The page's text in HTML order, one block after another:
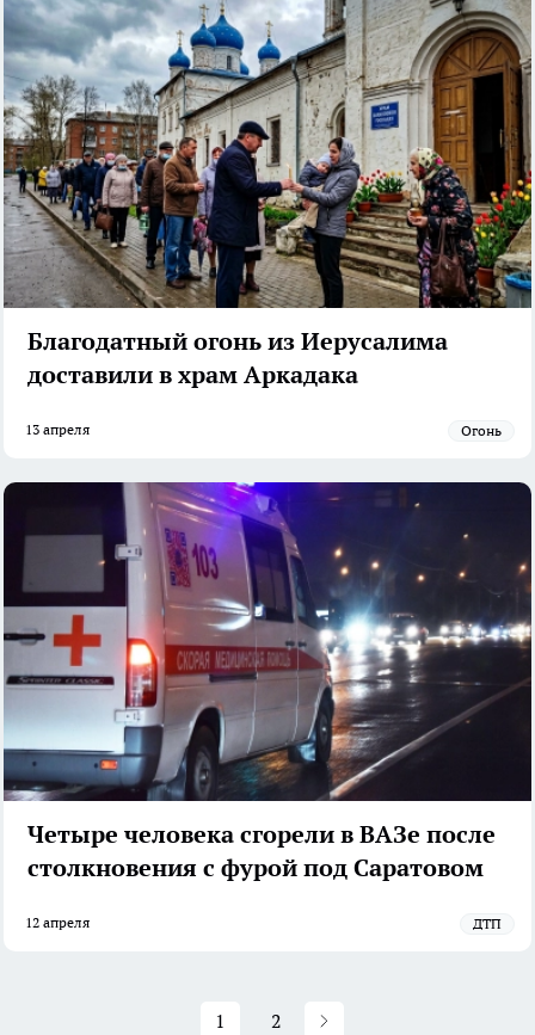
Благодатный огонь из Иерусалима
доставили в храм Аркадака
13 апреля огонь
Четыре человека сгорели в ВАЗе после
столкновения с фурой под Саратовом
12 апреля ДТП
1 2